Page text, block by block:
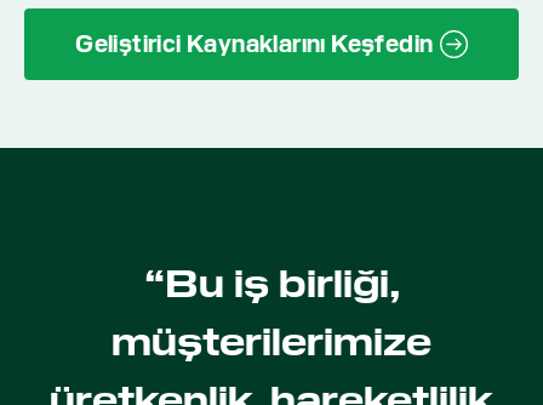
Geliştirici Kaynaklarını Keşfedin
“Bu iş birliği,
müşterilerimize